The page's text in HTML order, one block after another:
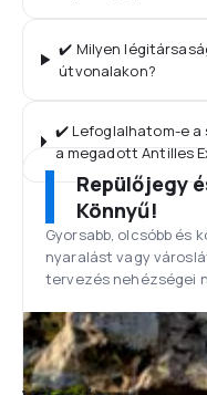
✔️ Milyen
útvonalakon?
✔️ Lefoglalhatom-e a
a megadott Antilles
Repülőjegy
Könnyű!
Gyorsabb, olcsóbb és
nyaralást vagy
tervezés nehézségei